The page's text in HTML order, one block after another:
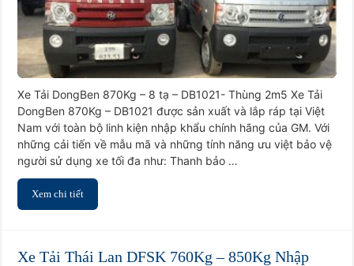
tạ
–
DB1021-
Thùng
2m5
Xe Tải DongBen 870Kg – 8 tạ – DB1021- Thùng 2m5 Xe Tải
DongBen 870Kg – DB1021 được sản xuất và lắp ráp tại Việt
Nam với toàn bộ linh kiện nhập khẩu chính hãng của GM. Với
những cải tiến về mẫu mã và những tính năng ưu việt bảo vệ
người sử dụng xe tối đa như: Thanh bảo …
Xem chi tiết
Xe Tải Thái Lan DFSK 760Kg – 850Kg Nhập